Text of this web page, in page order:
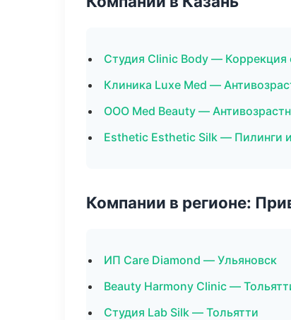
Студия Clinic Body — Коррекция
Клиника Luxe Med —
ООО Med Beauty —
Esthetic Esthetic Silk — Пилинги
Компании в регионе:
ИП Care Diamond — Ульяновск
Beauty Harmony Clinic —
Студия Lab Silk — Тольятти